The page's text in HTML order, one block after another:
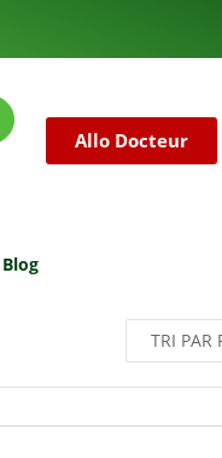
Allo Docteur
Blog